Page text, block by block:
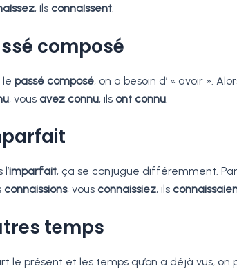
, ils connaissent.
composé
le passé composé, on a besoin d’ « avoir ».
, vous avez connu, ils ont connu
imparfait, ça se conjugue différemment.
connaissions, vous connaissiez, ils
temps
le présent et les temps qu’on a déjà vus, on